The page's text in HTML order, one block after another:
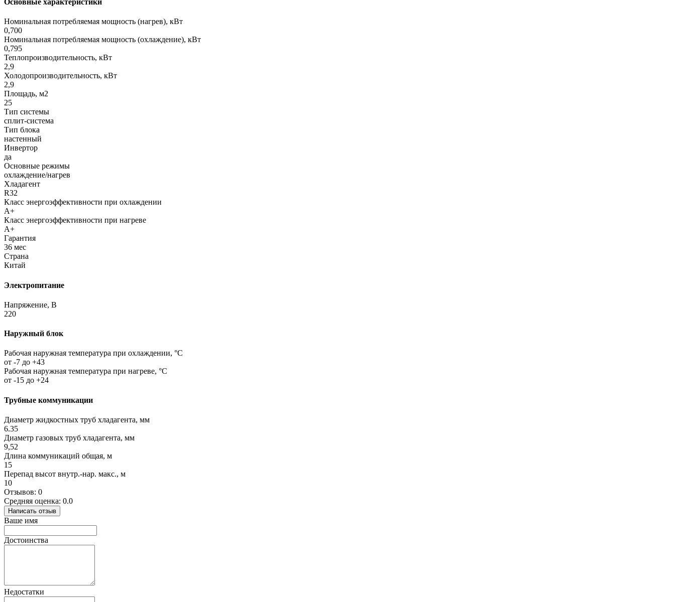
Основные характеристики
Номинальная потребляемая мощность (нагрев), кВт
0,700
Номинальная потребляемая мощность (охлаждение), кВт
0,795
Теплопроизводительность, кВт
2,9
Холодопроизводительность, кВт
2,9
Площадь, м2
25
Тип системы
сплит-система
Тип блока
настенный
Инвертор
да
Основные режимы
охлаждение/нагрев
Хладагент
R32
Класс энергоэффективности при охлаждении
A+
Класс энергоэффективности при нагреве
A+
Гарантия
36 мес
Страна
Китай
Электропитание
Напряжение, В
220
Наружный блок
Рабочая наружная температура при охлаждении, °C
от -7 до +43
Рабочая наружная температура при нагреве, °C
от -15 до +24
Трубные коммуникации
Диаметр жидкостных труб хладагента, мм
6.35
Диаметр газовых труб хладагента, мм
9,52
Длина коммуникаций общая, м
15
Перепад высот внутр.-нар. макс., м
10
Отзывов: 0
Средняя оценка: 0.0
Написать отзыв
Ваше имя
Достоинства
Недостатки